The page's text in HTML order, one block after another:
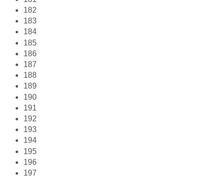
182
183
184
185
186
187
188
189
190
191
192
193
194
195
196
197